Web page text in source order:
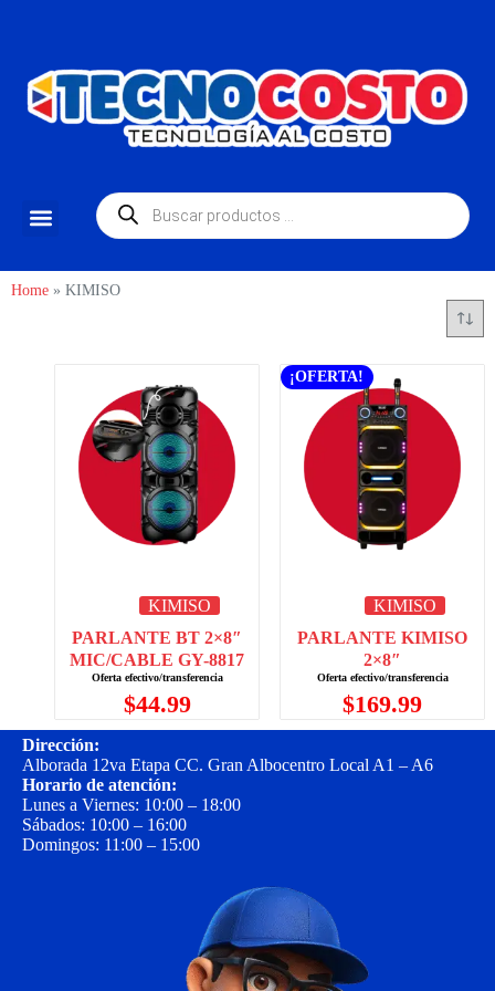
Home » KIMISO
KIMISO
PARLANTE BT 2×8″
MIC/CABLE GY-8817
$44.99
¡OFERTA!
KIMISO
PARLANTE KIMISO
2×8″
$169.99
Dirección:
Alborada 12va Etapa CC. Gran Albocentro Local A1 – A6
Horario de atención:
Lunes a Viernes: 10:00 – 18:00
Sábados: 10:00 – 16:00
Domingos: 11:00 – 15:00